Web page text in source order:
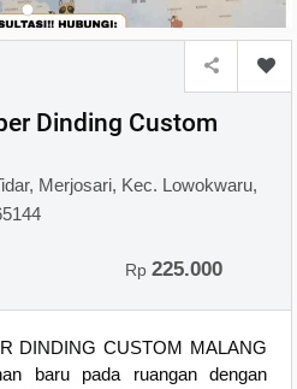
Dinding Custom
Merjosari, Kec. Lowokwaru,
Rp225.000
DINDING CUSTOM MALANG
baru pada ruangan dengan